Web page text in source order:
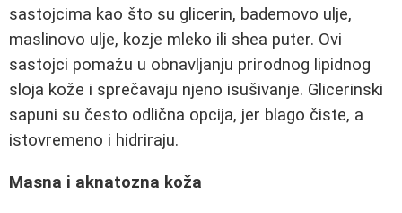
sastojcima kao što su glicerin, bademovo ulje,
maslinovo ulje, kozje mleko ili shea puter. Ovi
sastojci pomažu u obnavljanju prirodnog lipidnog
sloja kože i sprečavaju njeno isušivanje. Glicerinski
sapuni su često odlična opcija, jer blago čiste, a
istovremeno i hidriraju.
Masna i aknatozna koža